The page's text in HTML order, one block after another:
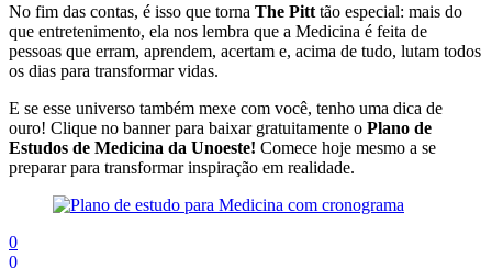
No fim das contas, é isso que torna The Pitt tão especial: mais do
que entretenimento, ela nos lembra que a Medicina é feita de
pessoas que erram, aprendem, acertam e, acima de tudo, lutam todos
os dias para transformar vidas.
E se esse universo também mexe com você, tenho uma dica de
ouro! Clique no banner para baixar gratuitamente o Plano de
Estudos de Medicina da Unoeste! Comece hoje mesmo a se
preparar para transformar inspiração em realidade.
0
0